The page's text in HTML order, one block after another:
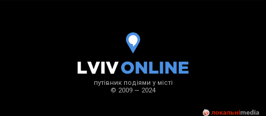
путівник подіями у місті
© 2009 — 2024